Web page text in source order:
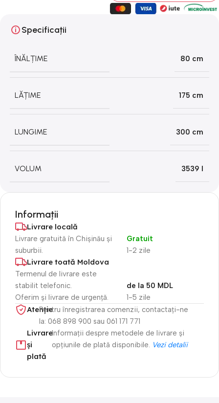
Specificații
ÎNĂLȚIME 80 cm
LĂȚIME 175 cm
LUNGIME 300 cm
VOLUM 3539 l
Informații
Livrare locală
Livrare gratuită în Chișinău și
suburbii.
1-2 zile
Gratuit
Livrare toată Moldova
Termenul de livrare este
stabilit telefonic.
Oferim și livrare de urgență.
1-5 zile
de la 50 MDL
Atenție​Pentru înregistrarea comenzii, contactați-ne
la: 068 898 900 sau 061 171 771
Livrare
și
plată
Informații despre metodele de livrare și
opțiunile de plată disponibile. Vezi detalii